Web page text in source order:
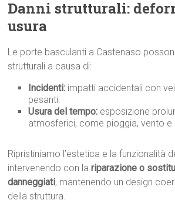
Danni strutturali:
usura
Le porte basculanti a Castenaso
strutturali a causa di:
Incidenti: impatti accidentali con
pesanti.
Usura del tempo: esposizione
atmosferici, come pioggia, vento e
Ripristiniamo l’estetica e la funzionalità
intervenendo con lariparazione o
danneggiati, mantenendo un design
della struttura.